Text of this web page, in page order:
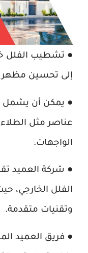
● تشطيب الفلل
إلى تحسين مظهر
● يمكن أن يشمل
عناصر مثل
الواجهات.
● شركة العميد
الفلل الخارجي،
وتقنيات متقدمة.
● فريق العميد